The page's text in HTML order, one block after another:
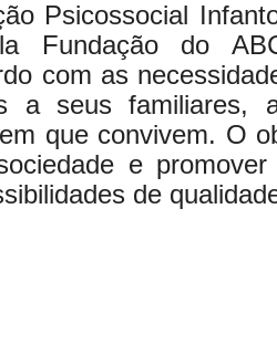
Psicossocial
Fundação do
com as
a seus familiares,
que convivem. O
e
de